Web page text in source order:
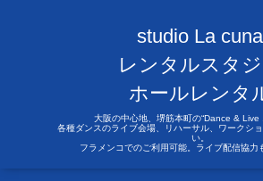
studio La cuna
レンタルスタ
ホールレンタ
大阪の中心地、堺筋本町の“Dance & Live
各種ダンスのライブ会場、リハーサル、ワークシ
い。
フラメンコでのご利用可能。ライブ配信協力